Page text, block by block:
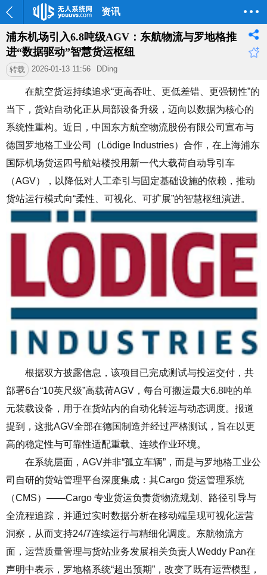
资讯
浦东机场引入6.8吨级AGV：东航物流与罗地格推
进“数据驱动”智慧货运枢纽
转载 2026-01-13 11:56 DDing
在航空货运持续追求“更高吞吐、更低差错、更强韧性”的
当下，货站自动化正从局部设备升级，迈向以数据为核心的
系统性重构。近日，中国东方航空物流股份有限公司宣布与
德国罗地格工业公司（ Lödige Industries）合作，在上海浦东
国际机场货运四号航站楼投用新一代大载荷自动导引车
（AGV），以降低对人工牵引与固定基础设施的依赖，推动
货站运行模式向“柔性、可视化、可扩展”的智慧枢纽演进。
根据双方披露信息，该项目已完成测试与投运交付，共
部署6台“10英尺级”高载荷AGV ，每台可搬运最大6.8吨的单
元装载设备，用于在货站内的自动化转运与动态调度。报道
提到，这批AGV全部在德国制造并经过严格测试，旨在以更
高的稳定性与可靠性适配重载、连续作业环境。
在系统层面， AGV并非“孤立车辆” ，而是与罗地格工业公
司自研的货站管理平台深度集成：其Cargo 货运管理系统
（CMS） ——Cargo 专业货运负责货物流规划、路径引导与
全流程追踪，并通过实时数据分析在移动端呈现可视化运营
洞察，从而支持24/7连续运行与精细化调度。东航物流方
面，运营质量管理与货站业务发展相关负责人 Weddy Pan在
声明中表示，罗地格系统“超出预期” ，改变了既有运营模型，